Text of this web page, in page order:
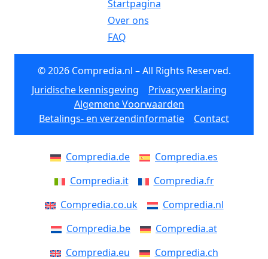
Startpagina
Over ons
FAQ
© 2026 Compredia.nl – All Rights Reserved.
Juridische kennisgeving
Privacyverklaring
Algemene Voorwaarden
Betalings- en verzendinformatie
Contact
Compredia.de
Compredia.es
Compredia.it
Compredia.fr
Compredia.co.uk
Compredia.nl
Compredia.be
Compredia.at
Compredia.eu
Compredia.ch